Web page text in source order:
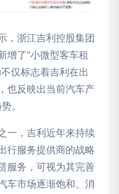
，浙江吉利控股集团
增了“小微型客车租
仅标志着吉利在出
也反映出当前汽车产
。
一，吉利近年来持续
行服务提供商的战略
服务，可视为其完善
车市场逐渐饱和、消